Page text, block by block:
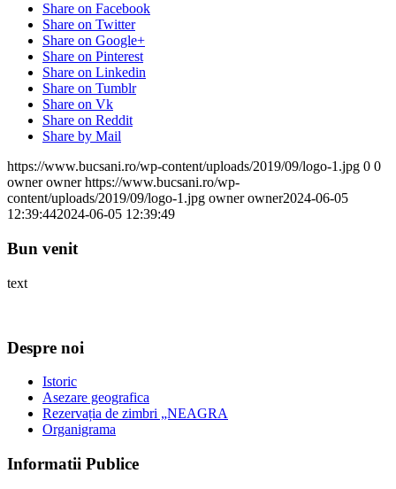
Share on Facebook
Share on Twitter
Share on Google+
Share on Pinterest
Share on Linkedin
Share on Tumblr
Share on Vk
Share on Reddit
Share by Mail
https://www.bucsani.ro/wp-content/uploads/2019/09/logo-1.jpg 0 0
owner owner https://www.bucsani.ro/wp-
content/uploads/2019/09/logo-1.jpg owner owner2024-06-05
12:39:442024-06-05 12:39:49
Bun venit
text
Despre noi
Istoric
Asezare geografica
Rezervația de zimbri „NEAGRA
Organigrama
Informatii Publice